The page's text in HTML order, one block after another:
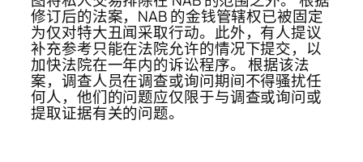
修订后的法案，NAB 的金钱管辖权已被固定
为仅对特大丑闻采取行动。此外，有人提议
补充参考只能在法院允许的情况下提交，以
加快法院在一年内的诉讼程序。 根据该法
案，调查人员在调查或询问期间不得骚扰任
何人，他们的问题应仅限于与调查或询问或
提取证据有关的问题。